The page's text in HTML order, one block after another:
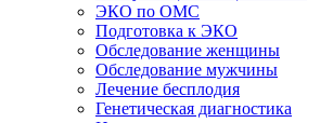
ЭКО по ОМС
Подготовка к ЭКО
Обследование женщины
Обследование мужчины
Лечение бесплодия
Генетическая диагностика